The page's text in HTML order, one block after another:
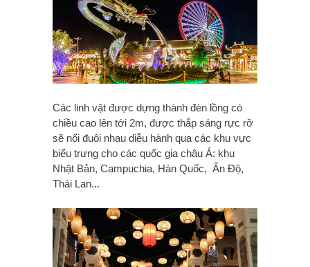
Các linh vật được dựng thành đèn lồng có
chiều cao lên tới 2m, được thắp sáng rực rỡ
sẽ nối đuôi nhau diễu hành qua các khu vực
biểu trưng cho các quốc gia châu Á: khu
Nhật Bản, Campuchia, Hàn Quốc, Ấn Độ,
Thái Lan...